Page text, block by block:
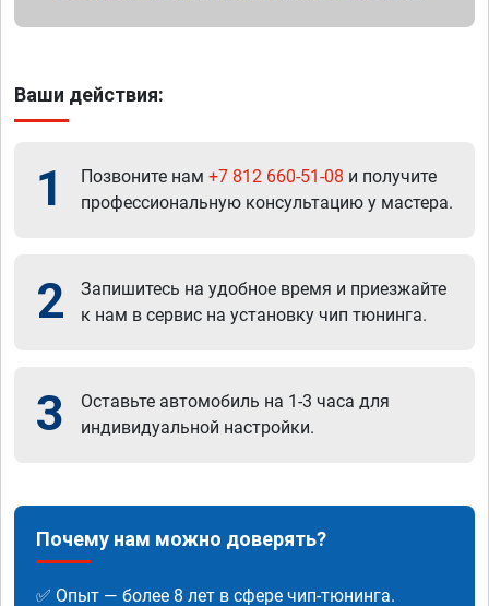
Ваши действия:
1 Позвоните нам +7 812 660-51-08 и получите
профессиональную консультацию у мастера.
2
Запишитесь на удобное время и приезжайте
к нам в сервис на установку чип тюнинга.
3
Оставьте автомобиль на 1-3 часа для
индивидуальной настройки.
Почему нам можно доверять?
✅ Опыт — более 8 лет в сфере чип-тюнинга.